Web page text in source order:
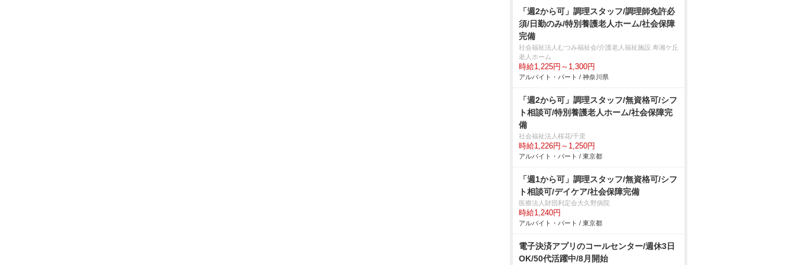
「週2から可」調理スタッフ/調理師免許必
須/日勤のみ/特別養護老人ホーム/社会保障
完備
社会福祉法人むつみ福祉会/介護老人福祉施設 寿湘ケ丘
老人ホーム
時給1,225円～1,300円
アルバイト・パート / 神奈川県
「週2から可」調理スタッフ/無資格可/シフ
ト相談可/特別養護老人ホーム/社会保障完
備
社会福祉法人桜花/千里
時給1,226円～1,250円
アルバイト・パート / 東京都
「週1から可」調理スタッフ/無資格可/シフ
ト相談可/デイケア/社会保障完備
医療法人財団利定会大久野病院
時給1,240円
アルバイト・パート / 東京都
電子決済アプリのコールセンター/週休3日
OK/50代活躍中/8月開始